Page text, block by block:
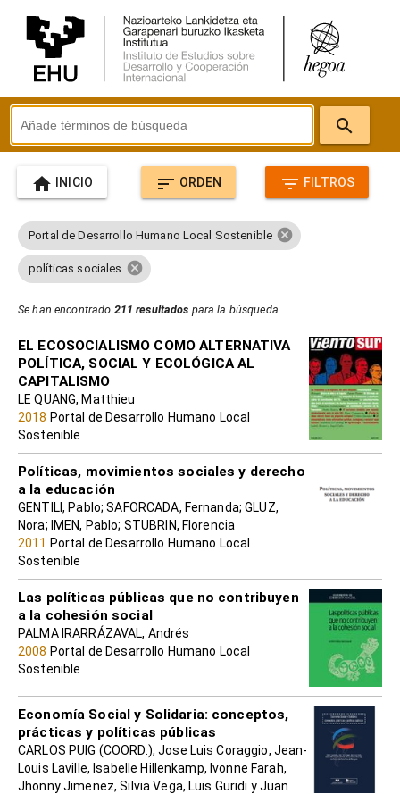
search
home INICIO sort ORDEN filter_list FILTROS
Portal de Desarrollo Humano Local Sostenible cancel
políticas sociales cancel
Se han encontrado 211 resultados para la búsqueda.
EL ECOSOCIALISMO COMO ALTERNATIVA
POLÍTICA, SOCIAL Y ECOLÓGICA AL
CAPITALISMO
LE QUANG, Matthieu
2018 Portal de Desarrollo Humano Local
Sostenible
Políticas, movimientos sociales y derecho
a la educación
GENTILI, Pablo; SAFORCADA, Fernanda; GLUZ,
Nora; IMEN, Pablo; STUBRIN, Florencia
2011 Portal de Desarrollo Humano Local
Sostenible
Las políticas públicas que no contribuyen
a la cohesión social
PALMA IRARRÁZAVAL, Andrés
2008 Portal de Desarrollo Humano Local
Sostenible
Economía Social y Solidaria: conceptos,
prácticas y políticas públicas
CARLOS PUIG (COORD.), Jose Luis Coraggio, Jean-
Louis Laville, Isabelle Hillenkamp, Ivonne Farah,
Jhonny Jimenez, Silvia Vega, Luis Guridi y Juan